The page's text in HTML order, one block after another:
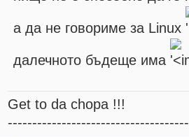
а да не говориме за Linux
далечното бъдеще има
Get to da chopa !!!